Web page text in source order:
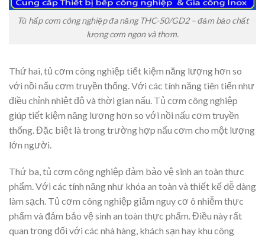
Tủ hấp cơm công nghiệp đa năng THC-50/GD2 – đảm bảo chất
lượng cơm ngon và thơm.
Thứ hai, tủ cơm công nghiệp tiết kiệm năng lượng hơn so
với nồi nấu cơm truyền thống. Với các tính năng tiên tiến như
điều chỉnh nhiệt độ và thời gian nấu. Tủ cơm công nghiệp
giúp tiết kiệm năng lượng hơn so với nồi nấu cơm truyền
thống. Đặc biệt là trong trường hợp nấu cơm cho một lượng
lớn người.
Thứ ba, tủ cơm công nghiệp đảm bảo vệ sinh an toàn thực
phẩm. Với các tính năng như khóa an toàn và thiết kế dễ dàng
làm sạch. Tủ cơm công nghiệp giảm nguy cơ ô nhiễm thực
phẩm và đảm bảo vệ sinh an toàn thực phẩm. Điều này rất
quan trọng đối với các nhà hàng, khách sạn hay khu công